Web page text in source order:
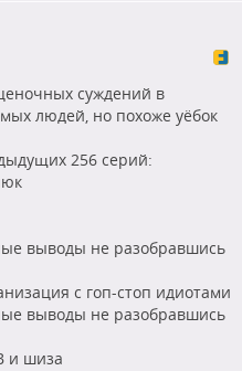
суждений в
людей, но похоже уёбок
256 серий:
выводы не разобравшись
с гоп-стоп идиотами
выводы не разобравшись
и шиза